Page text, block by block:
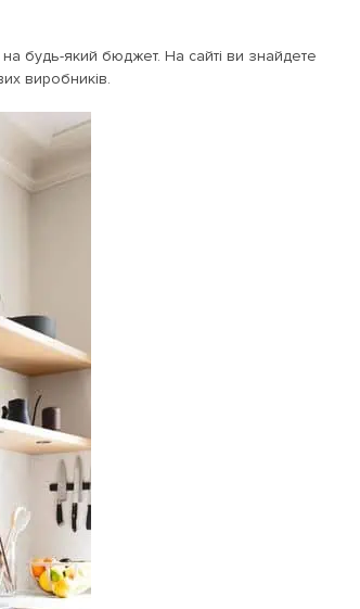
на будь-який бюджет. На сайті ви знайдете
виробників.